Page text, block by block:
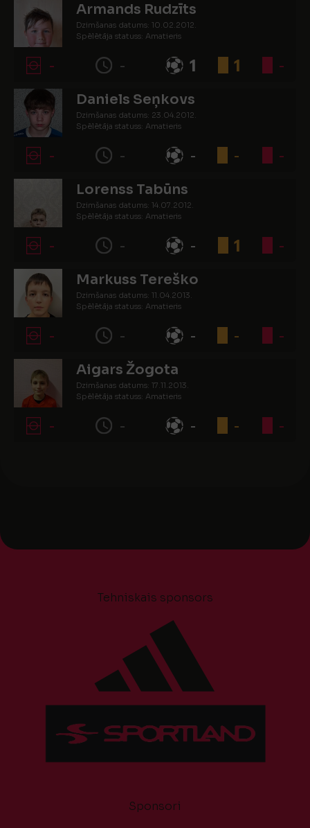
Armands Rudzīts
Dzimšanas datums: 10.02.2012.
Spēlētāja statuss: Amatieris
- - 1 1 -
Daniels Seņkovs
Dzimšanas datums: 23.04.2012.
Spēlētāja statuss: Amatieris
- - - - -
Lorenss Tabūns
Dzimšanas datums: 14.07.2012.
Spēlētāja statuss: Amatieris
- - - 1 -
Markuss Tereško
Dzimšanas datums: 11.04.2013.
Spēlētāja statuss: Amatieris
- - - - -
Aigars Žogota
Dzimšanas datums: 17.11.2013.
Spēlētāja statuss: Amatieris
- - - - -
Tehniskais sponsors
Sponsori